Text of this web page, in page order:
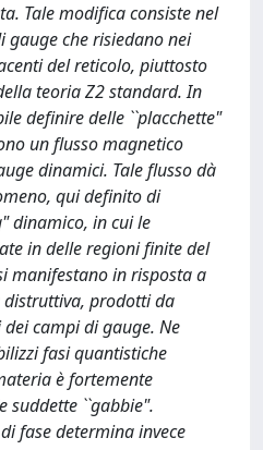
Tale modifica consiste nel
gauge che risiedano nei
del reticolo, piuttosto
teoria Z2 standard. In
definire delle ``placchette"
un flusso magnetico
dinamici. Tale flusso dà
qui definito di
dinamico, in cui le
in delle regioni finite del
manifestano in risposta a
prodotti da
campi di gauge. Ne
fasi quantistiche
è fortemente
suddette ``gabbie".
fase determina invece